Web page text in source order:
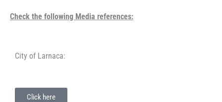
Check the following Media references:
City of Larnaca:
Click here